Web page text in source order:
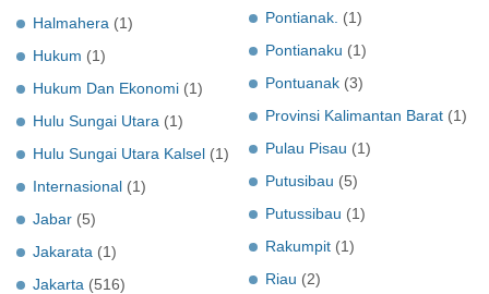
Halmahera (1)
Hukum (1)
Hukum Dan Ekonomi (1)
Hulu Sungai Utara (1)
Hulu Sungai Utara Kalsel (1)
Internasional (1)
Jabar (5)
Jakarata (1)
Jakarta (516)
Pontianak. (1)
Pontianaku (1)
Pontuanak (3)
Provinsi Kalimantan Barat (1)
Pulau Pisau (1)
Putusibau (5)
Putussibau (1)
Rakumpit (1)
Riau (2)